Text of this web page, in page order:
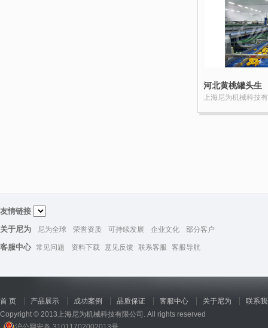
河北黄桃罐头生
产线工程
上海尼为机械科技
友情链接
关于尼为
尼为全球 荣誉资质 可持续发展 企业文化 部分客户
客服中心 常见问题 资料下载 意见反馈 联系客服 客服导航
首 页 产品展示 成功案例 品质保证 客服中心 关于尼为
联系
Copyright © 2013上海尼为机械科技有限公司. All rights reserved